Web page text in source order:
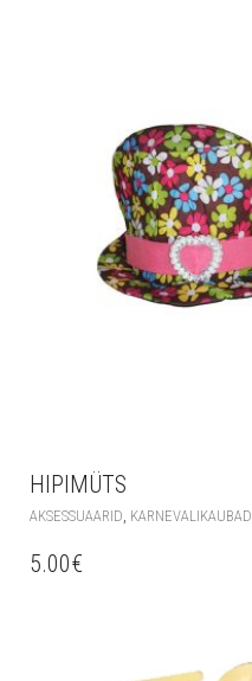
HIPIMÜTS
AKSESSUAARID KARNEVALIKAUBAD
5.00€